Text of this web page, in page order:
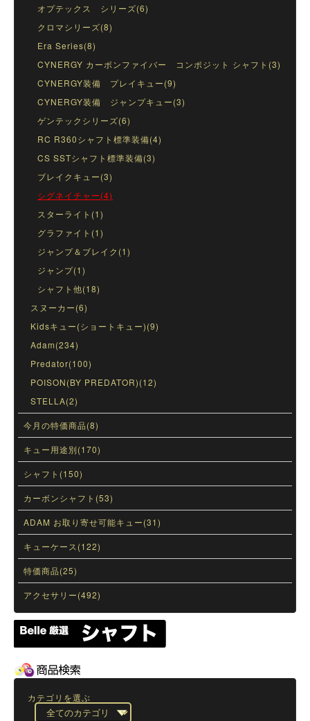
オプテックス シリーズ(6)
クロマシリーズ(8)
Era Series(8)
CYNERGY カーボンファイバー コンポジット シャフト(3)
CYNERGY装備 プレイキュー(9)
CYNERGY装備 ジャンプキュー(3)
ゲンテックシリーズ(6)
RC R360シャフト標準装備(4)
CS SSTシャフト標準装備(3)
ブレイクキュー(3)
シグネイチャー(4)
スターライト(1)
グラファイト(1)
ジャンプ＆ブレイク(1)
ジャンプ(1)
シャフト他(18)
スヌーカー(6)
Kidsキュー(ショートキュー)(9)
Adam(234)
Predator(100)
POISON(BY PREDATOR)(12)
STELLA(2)
今月の特価商品(8)
キュー用途別(170)
シャフト(150)
カーボンシャフト(53)
ADAM お取り寄せ可能キュー(31)
キューケース(122)
特価商品(25)
アクセサリー(492)
カテゴリを選ぶ